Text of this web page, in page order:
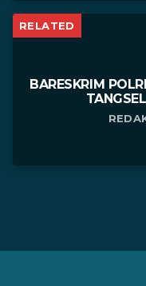
RELATED
BARESKRIM